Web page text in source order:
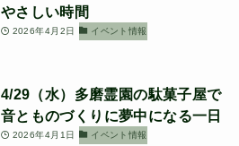
やさしい時間
2026年4月2日 イベント情報
4/29（水）多磨霊園の駄菓子屋で
音とものづくりに夢中になる一日
2026年4月1日 イベント情報